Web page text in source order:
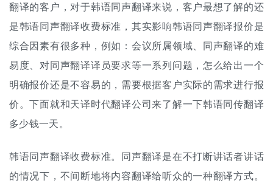
翻译的客户，对于韩语同声翻译来说，客户最想了解的还
是韩语同声翻译收费标准 ，其实影响韩语同声翻译报价是
综合因素有很多种，例如：会议所属领域、同声翻译的难
易度、对同声翻译译员要求等一系列问题，怎么给出一个
明确报价还是不容易的，需要根据客户实际的需求进行报
价。下面就和天译时代翻译公司来了解一下韩语同传翻译
多少钱一天。
韩语同声翻译收费标准。同声翻译是在不打断讲话者讲话
的情况下，不间断地将内容翻译给听众的一种翻译方式。